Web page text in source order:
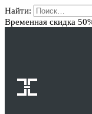
Найти:
Временная скидка